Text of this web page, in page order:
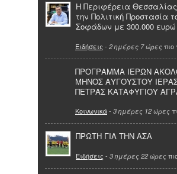
Η Περιφέρεια Θεσσαλίας
την Πολιτική Προστασία
Σοφάδων με 300.000 ευρώ
Ειδήσεις - 2 ημέρες 7 ώρες πιο
ΠΡΟΓΡΑΜΜΑ ΙΕΡΩΝ
ΜΗΝΟΣ ΑΥΓΟΥΣΤΟΥ
ΠΕΤΡΑΣ ΚΑΤΑΦΥΓΙΟΥ
Κοινωνικά- 3 ημέρες 12 ώρες
ΠΡΩΤΗ ΓΙΑ ΤΗΝ ΑΣΑ
Ειδήσεις - 3 ημέρες 22 ώρες